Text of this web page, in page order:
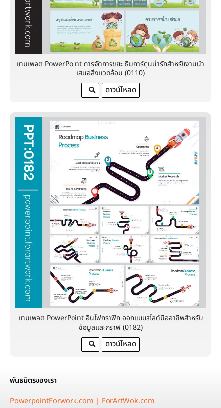
เทมเพลต PowerPoint การจัดการขยะ ธีมการ์ตูนน่ารักสำหรับงานนำ
เสนอสิ่งแวดล้อม (0110)
ดาวน์โหลด
เทมเพลต PowerPoint อินโฟกราฟิก ออกแบบสไลด์มืออาชีพสำหรับ
ข้อมูลและกราฟ (0182)
ดาวน์โหลด
พันธมิตรของเรา
PowerpointForwork.com | ForArtWok.com